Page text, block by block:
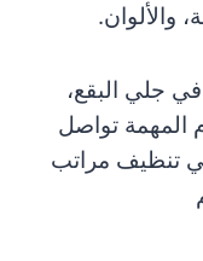
والألوان.
جلي البقع،
المهمة تواصل
تنظيف مراتب